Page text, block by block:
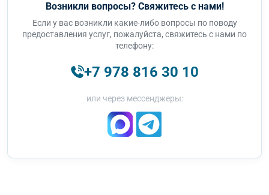
Возникли вопросы? Свяжитесь с нами!
Если у вас возникли какие-либо вопросы по поводу
предоставления услуг, пожалуйста, свяжитесь с нами по
телефону:
+7 978 816 30 10
или через мессенджеры: